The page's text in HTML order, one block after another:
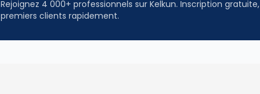
Rejoignez 4 000+ professionnels sur Kelkun. Inscription gratuite,
premiers clients rapidement.